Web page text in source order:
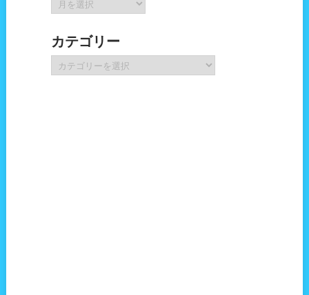
ー
イ
ブ
カテゴリー
テ